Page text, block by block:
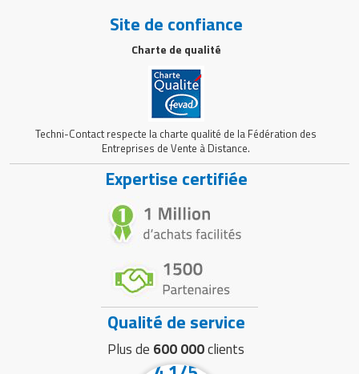
Site de confiance
Charte de qualité
Techni-Contact respecte la charte qualité de la Fédération des
Entreprises de Vente à Distance.
Expertise certifiée
Qualité de service
Plus de 600 000clients